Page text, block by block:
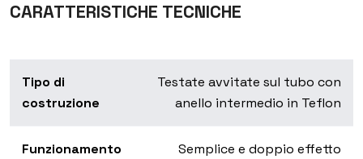
CARATTERISTICHE TECNICHE
Tipo di
costruzione
Testate avvitate sul tubo con
anello intermedio in Teflon
Funzionamento Semplice e doppio effetto